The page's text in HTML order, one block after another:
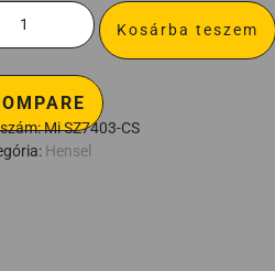
Kosárba teszem
Mi SZ7403-CS
Hensel